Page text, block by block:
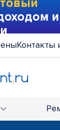
и
Контакты